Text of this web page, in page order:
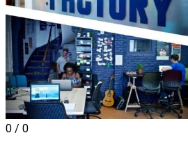
0 / 0